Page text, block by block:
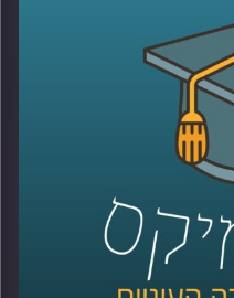
מביה"ס טיומקין
בהתמחות של
מביאים מידע מאוד
מגדרית על
מדבר על שוק שאמור
לראות כיצד ההשפעה